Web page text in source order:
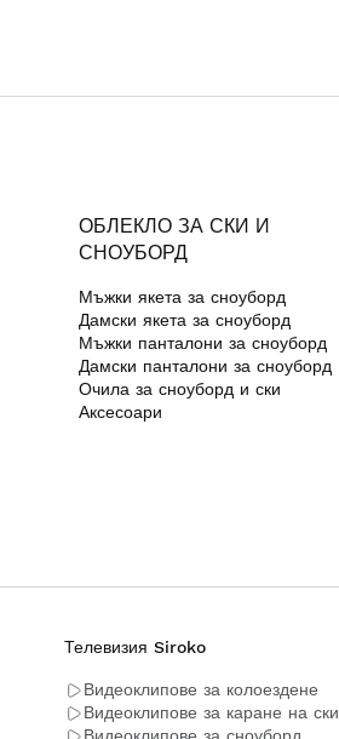
ОБЛЕКЛО ЗА СКИ И
СНОУБОРД
Мъжки якета за сноуборд
Дамски якета за сноуборд
Мъжки панталони за сноуборд
Дамски панталони за сноуборд
Очила за сноуборд и ски
Аксесоари
Телевизия Siroko
Видеоклипове за колоездене
Видеоклипове за каране на ски